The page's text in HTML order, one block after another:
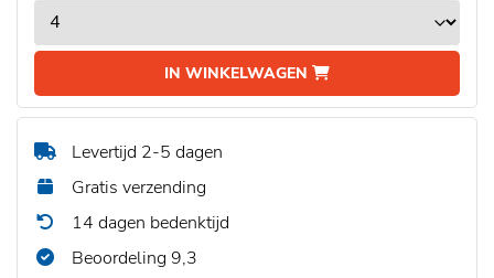
IN WINKELWAGEN
Levertijd 2-5 dagen
Gratis verzending
14 dagen bedenktijd
Beoordeling 9,3